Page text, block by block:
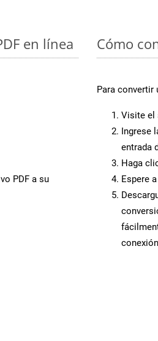
en línea
PDF a su
Cómo
Para convertir
Visite el
Ingrese
entrada
Haga
Espere